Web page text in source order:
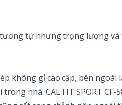
tự nhưng trọng lượng và
không gỉ cao cấp, bên ngoài
nhà. CALIFIT SPORT CF-